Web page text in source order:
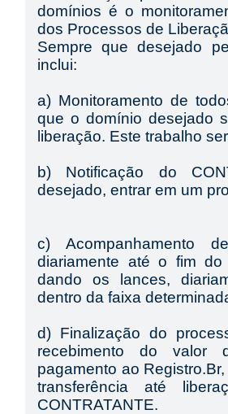
domínios é o
dos Processos de
Sempre que desejado
inclui:
a) Monitoramento de
que o domínio desejado
liberação. Este trabalho
b) Notificação do
desejado, entrar em um
c) Acompanhamento
diariamente até o fim
dando os lances,
dentro da faixa
d) Finalização do
recebimento do valor
pagamento ao
transferência até
CONTRATANTE.